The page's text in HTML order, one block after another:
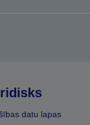
datu lapas